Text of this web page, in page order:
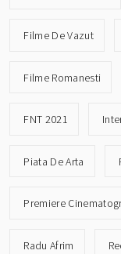
Filme De Vazut
Filme Romanesti
FNT 2021
Piata De Arta
Premiere
Radu Afrim